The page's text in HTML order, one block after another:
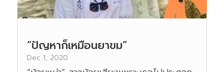
“ปัญหาก็เหมือนยาขม”
Dec 1, 2020